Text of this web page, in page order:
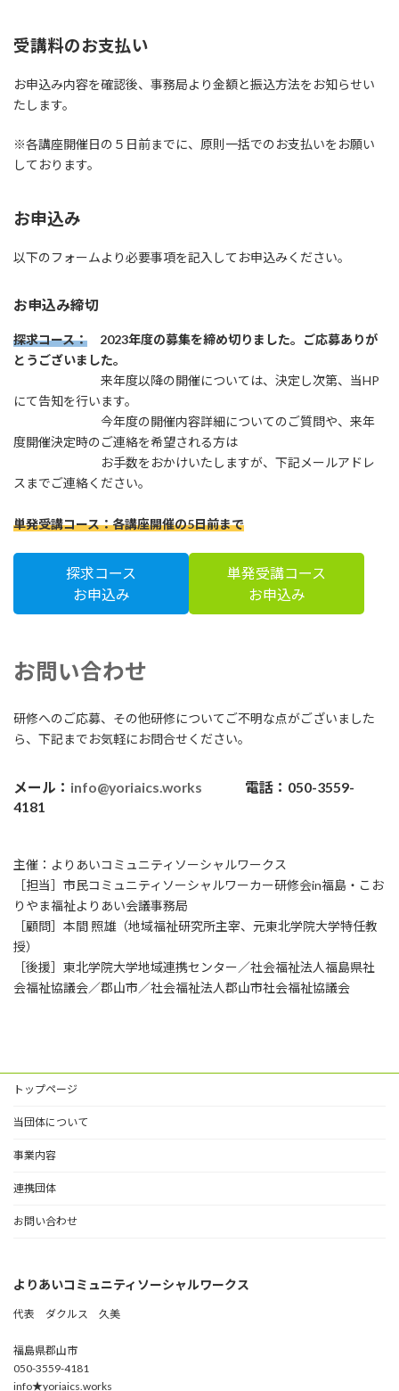
受講料のお支払い
お申込み内容を確認後、事務局より金額と振込方法をお知らせい
たします。
※各講座開催日の５日前までに、原則一括でのお支払いをお願い
しております。
お申込み
以下のフォームより必要事項を記入してお申込みください。
お申込み締切
探求コース：
2023年度の募集を締め切りました。ご応募ありが
とうございました。
来年度以降の開催については、決定し次第、当HP
にて告知を行います。
今年度の開催内容詳細についてのご質問や、来年
度開催決定時のご連絡を希望される方は
お手数をおかけいたしますが、下記メールアドレ
スまでご連絡ください。
単発受講コース：各講座開催の5日前まで
探求コース
お申込み
単発受講コース
お申込み
お問い合わせ
研修へのご応募、その他研修についてご不明な点がございました
ら、下記までお気軽にお問合せください。
メール： info@yoriaics.works 電話： 050-3559-
4181
主催：よりあいコミュニティソーシャルワークス
［担当］市民コミュニティソーシャルワーカー研修会in福島・こお
りやま福祉よりあい会議事務局
［顧問］本間 照雄（地域福祉研究所主宰、元東北学院大学特任教
授）
［後援］東北学院大学地域連携センター／社会福祉法人福島県社
会福祉協議会／郡山市／社会福祉法人郡山市社会福祉協議会
トップページ
当団体について
事業内容
連携団体
お問い合わせ
よりあいコミュニティソーシャルワークス
代表 ダクルス 久美
福島県郡山市
050-3559-4181
info★yoriaics.works